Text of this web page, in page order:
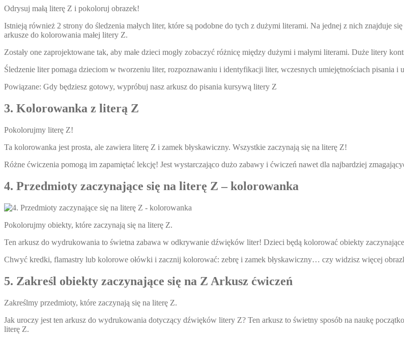
Odrysuj małą literę Z i pokoloruj obrazek!
Istnieją również 2 strony do śledzenia małych liter, które są podobne do tych z dużymi literami. Na jednej z nich znajduje
arkusze do kolorowania małej litery Z.
Zostały one zaprojektowane tak, aby małe dzieci mogły zobaczyć różnicę między dużymi i małymi literami. Duże litery
Śledzenie liter pomaga dzieciom w tworzeniu liter, rozpoznawaniu i identyfikacji liter, wczesnych umiejętnościach pisania i
Powiązane: Gdy będziesz gotowy, wypróbuj nasz arkusz do pisania kursywą litery Z
3. Kolorowanka z literą Z
Pokolorujmy literę Z!
Ta kolorowanka jest prosta, ale zawiera literę Z i zamek błyskawiczny. Wszystkie zaczynają się na literę Z!
Różne ćwiczenia pomogą im zapamiętać lekcję! Jest wystarczająco dużo zabawy i ćwiczeń nawet dla najbardziej
4. Przedmioty zaczynające się na literę Z – kolorowanka
Pokolorujmy obiekty, które zaczynają się na literę Z.
Ten arkusz do wydrukowania to świetna zabawa w odkrywanie dźwięków liter! Dzieci będą kolorować obiekty
Chwyć kredki, flamastry lub kolorowe ołówki i zacznij kolorować: zebrę i zamek błyskawiczny… czy widzisz więcej
5. Zakreśl obiekty zaczynające się na Z Arkusz ćwiczeń
Zakreślmy przedmioty, które zaczynają się na literę Z.
Jak uroczy jest ten arkusz do wydrukowania dotyczący dźwięków litery Z? Ten arkusz to świetny sposób na naukę
literę Z.